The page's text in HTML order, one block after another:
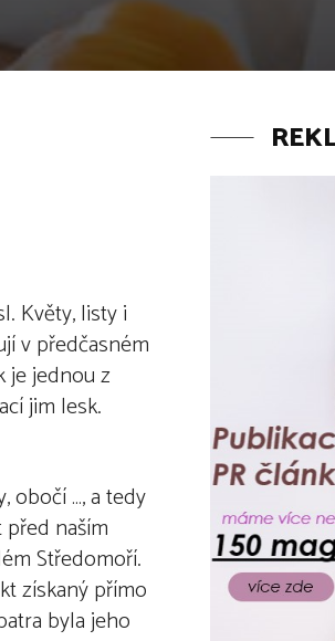
Květy, listy i
v předčasném
je jednou z
jim lesk.
obočí …, a tedy
naším
Středomoří.
získaný přímo
byla jeho